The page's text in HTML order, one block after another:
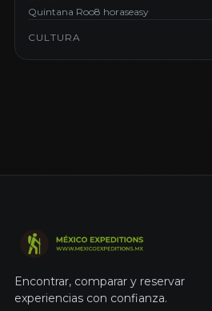
Quintana Roo8 horaseasy
CULTURA
Encontrar, comparar y reservar
experiencias con confianza.